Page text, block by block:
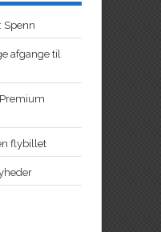
Spenn
afgange til
flybillet